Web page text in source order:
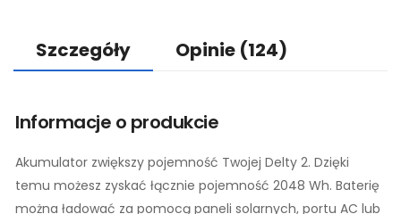
Szczegóły Opinie (124)
Informacje o produkcie
Akumulator zwiększy pojemność Twojej Delty 2. Dzięki
temu możesz zyskać łącznie pojemność 2048 Wh. Baterię
można ładować za pomocą paneli solarnych, portu AC lub